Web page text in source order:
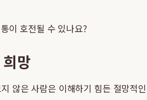
이 호전될 수 있나요?
망
않은 사람은 이해하기 힘든 절망적